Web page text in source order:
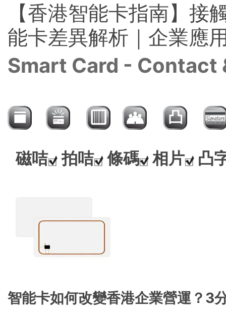
【香港智能卡指南】接
能卡差異解析｜企業應
Smart Card - Contact
磁咭 拍咭 條碼 相片 凸
智能卡如何改變香港企業營運？3